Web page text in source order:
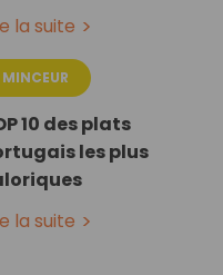
la suite
MINCEUR
10 des plats
les plus
la suite